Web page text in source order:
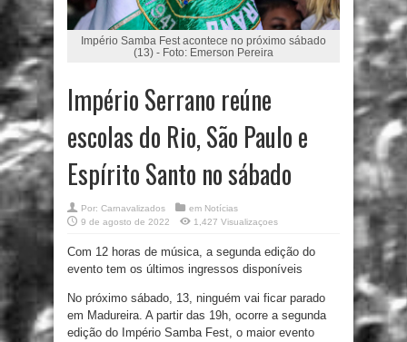
Império Samba Fest acontece no próximo sábado
(13) - Foto: Emerson Pereira
Império Serrano reúne
escolas do Rio, São Paulo e
Espírito Santo no sábado
Por: Carnavalizados em Notícias
9 de agosto de 2022
1,427 Visualizaçoes
Com 12 horas de música, a segunda edição do
evento tem os últimos ingressos disponíveis
No próximo sábado, 13, ninguém vai ficar parado
em Madureira. A partir das 19h, ocorre a segunda
edição do Império Samba Fest, o maior evento